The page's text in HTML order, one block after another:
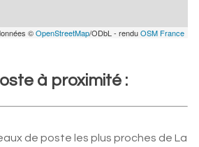
©OpenStreetMap/ODbL - renduOSM France
à proximité :
de poste les plus proches de La